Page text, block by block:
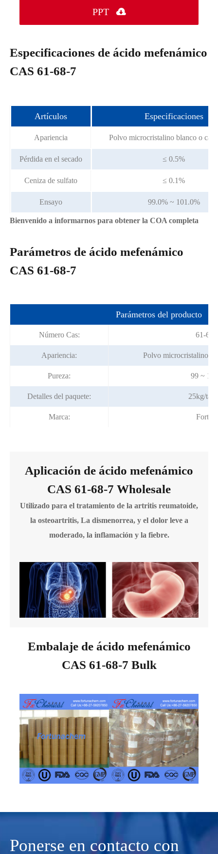
PPT 
Especificaciones de ácido mefenámico
CAS 61-68-7
Artículos Especificaciones
Apariencia Polvo microcristalino blanco o casi
Pérdida en el secado ≤ 0.5%
Ceniza de sulfato ≤ 0.1%
Ensayo 99.0% ~ 101.0%
Bienvenido a informarnos para obtener la COA completa
Parámetros de ácido mefenámico
CAS 61-68-7
Parámetros del producto
Número Cas: 61-68-
Apariencia: Polvo microcristalino
Pureza: 99 ~
Detalles del paquete: 25kg/
Marca:
Aplicación de ácido mefenámico
CAS 61-68-7 Wholesale
Utilizado para el tratamiento de la artritis reumatoide,
la osteoartritis, La dismenorrea, y el dolor leve a
moderado, la inflamación y la fiebre.
Embalaje de ácido mefenámico
CAS 61-68-7 Bulk
Ponerse en contacto con